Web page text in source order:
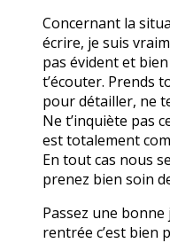
Concernant la
écrire, je suis
pas évident et
t’écouter. Prends
pour détailler, ne
Ne t’inquiète pas
est totalement
En tout cas nous
prenez bien soin
Passez une bonne
rentrée c’est bien